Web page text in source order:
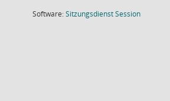
Software:SitzungsdienstSession(Wird in